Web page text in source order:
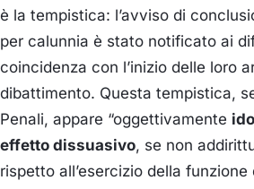
è la tempistica: l’avviso di
per calunnia è stato notificato ai
coincidenza con l’inizio delle loro
dibattimento. Questa tempistica,
Penali, appare “oggettivamente
effetto dissuasivo, se non
rispetto all’esercizio della funzione